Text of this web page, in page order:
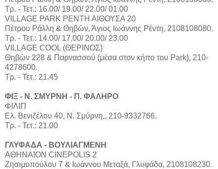
Τρ. - Τετ.: 16.00/ 19.00/ 22.00/ 01.00
VILLAGE PARK ΡΕΝΤΗ ΑΙΘΟΥΣΑ 20
Πέτρου Ράλλη & Θηβών, Άγιος Ιωάννης Ρέντη, 2108108080.
Τρ. - Τετ.: 14.00/ 17.00/ 20.00/ 23.00
VILLAGE COOL (ΘΕΡΙΝΟΣ)
Θηβών 228 & Παρνασσού (μέσα στον κήπο του Park), 210-
4278600.
Τρ. - Τετ.: 21.45
ΦΙΞ - Ν. ΣΜΥΡΝΗ - Π. ΦΑΛΗΡΟ
ΦΙΛΙΠ
Ελ. Βενιζέλου 40, Ν. Σμύρνη,, 210-9332766.
Τρ. - Τετ.: 21.00
ΓΛΥΦΑΔΑ - ΒΟΥΛΙΑΓΜΕΝΗ
ΑΘΗΝΑΙΟΝ CINEPOLIS 2
Ζησιμοπούλου 7 & Ιωάννου Μεταξά, Γλυφάδα, 2108108230.